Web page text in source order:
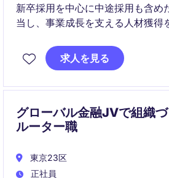
新卒採用を中心に中途採用も含め
当し、事業成長を支える人材獲得
現場との連携や市場分析を通じて
組織成長に直接貢献できるポジシ
求人を見る
グローバル金融JVで組織
ルーター職
東京23区
正社員